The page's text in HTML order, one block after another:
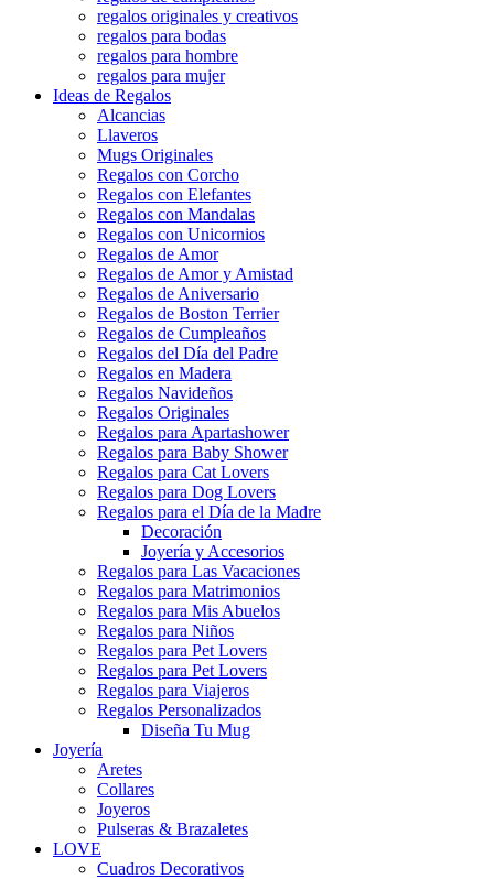
regalos originales y creativos
regalos para bodas
regalos para hombre
regalos para mujer
Ideas de Regalos
Alcancias
Llaveros
Mugs Originales
Regalos con Corcho
Regalos con Elefantes
Regalos con Mandalas
Regalos con Unicornios
Regalos de Amor
Regalos de Amor y Amistad
Regalos de Aniversario
Regalos de Boston Terrier
Regalos de Cumpleaños
Regalos del Día del Padre
Regalos en Madera
Regalos Navideños
Regalos Originales
Regalos para Apartashower
Regalos para Baby Shower
Regalos para Cat Lovers
Regalos para Dog Lovers
Regalos para el Día de la Madre
Decoración
Joyería y Accesorios
Regalos para Las Vacaciones
Regalos para Matrimonios
Regalos para Mis Abuelos
Regalos para Niños
Regalos para Pet Lovers
Regalos para Pet Lovers
Regalos para Viajeros
Regalos Personalizados
Diseña Tu Mug
Joyería
Aretes
Collares
Joyeros
Pulseras & Brazaletes
LOVE
Cuadros Decorativos